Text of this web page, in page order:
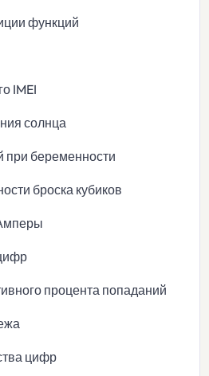
функций
IMEI
солнца
при беременности
броска кубиков
процента попаданий
цифр